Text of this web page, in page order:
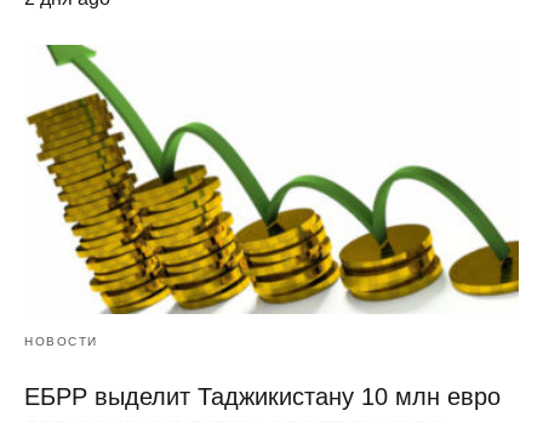
НОВОСТИ
ЕБРР выделит Таджикистану 10 млн евро